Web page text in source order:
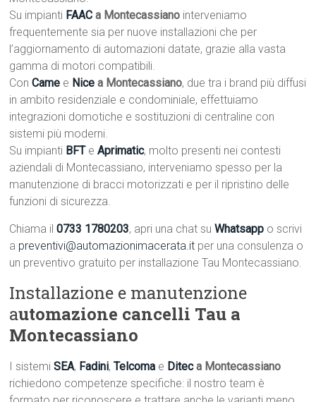
Su impianti FAAC a Montecassiano interveniamo
frequentemente sia per nuove installazioni che per
l’aggiornamento di automazioni datate, grazie alla vasta
gamma di motori compatibili.
ConCame e Nice a Montecassiano, due tra i brand più diffusi
in ambito residenziale e condominiale, effettuiamo
integrazioni domotiche e sostituzioni di centraline con
sistemi più moderni.
Su impianti BFT eAprimatic, molto presenti nei contesti
aziendali di Montecassiano, interveniamo spesso per la
manutenzione di bracci motorizzati e per il ripristino delle
funzioni di sicurezza.
Chiama il0733 1780203, apri una chat suWhatsapp o scrivi
a preventivi@automazionimacerata.it per una consulenza o
un preventivo gratuito per installazione Tau Montecassiano.
Installazione e manutenzione
automazione cancelli Tau a
Montecassiano
I sistemiSEA, Fadini,Telcoma e Diteca Montecassiano
richiedono competenze specifiche: il nostro team è